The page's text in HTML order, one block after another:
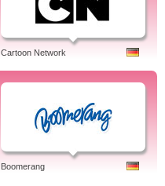
Cartoon Network
Boomerang